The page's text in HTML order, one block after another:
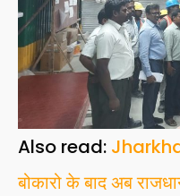
Also read:
बोकारो के बाद अब